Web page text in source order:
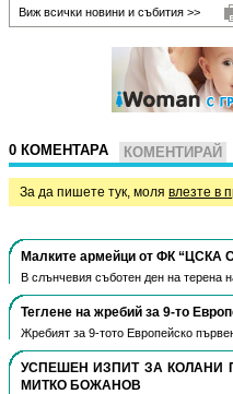
Виж всички новини и събития >>
0 КОМЕНТАРА КОМЕНТИРАЙ
За да пишете тук, моля влезте в
Малките армейци от ФК “ЦСКА
В слънчевия съботен ден на
Теглене на жребий за 9-то
Жребият за 9-тото Европейско
УСПЕШЕН ИЗПИТ ЗА КОЛАНИ
МИТКО БОЖАНОВ